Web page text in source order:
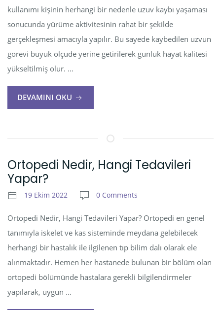
kullanımı kişinin herhangi bir nedenle uzuv kaybı yaşaması
sonucunda yürüme aktivitesinin rahat bir şekilde
gerçekleşmesi amacıyla yapılır. Bu sayede kaybedilen uzvun
görevi büyük ölçüde yerine getirilerek günlük hayat kalitesi
yükseltilmiş olur. …
DEVAMINI OKU
Ortopedi Nedir, Hangi Tedavileri
Yapar?
19 Ekim 2022 0 Comments
Ortopedi Nedir, Hangi Tedavileri Yapar? Ortopedi en genel
tanımıyla iskelet ve kas sisteminde meydana gelebilecek
herhangi bir hastalık ile ilgilenen tıp bilim dalı olarak ele
alınmaktadır. Hemen her hastanede bulunan bir bölüm olan
ortopedi bölümünde hastalara gerekli bilgilendirmeler
yapılarak, uygun …